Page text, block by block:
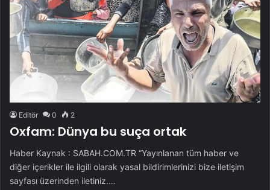
Editör 0 2
Oxfam: Dünya bu suça ortak
Haber Kaynak : SABAH.COM.TR “Yayınlanan tüm haber ve
diğer içerikler ile ilgili olarak yasal bildirimlerinizi bize iletişim
sayfası üzerinden iletiniz.…